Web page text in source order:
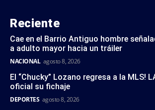
Reciente
Cae en el Barrio Antiguo hombre
a adulto mayor hacia un tráiler
NACIONAL agosto 8, 2026
El “Chucky” Lozano regresa a la MLS!
oficial su fichaje
DEPORTES agosto 8, 2026